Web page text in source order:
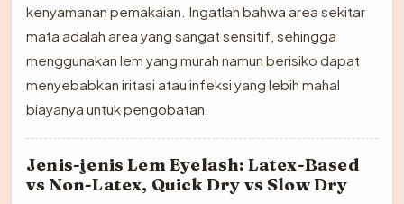
kenyamanan pemakaian. Ingatlah bahwa area sekitar
mata adalah area yang sangat sensitif, sehingga
menggunakan lem yang murah namun berisiko dapat
menyebabkan iritasi atau infeksi yang lebih mahal
biayanya untuk pengobatan.
Jenis-jenis Lem Eyelash: Latex-Based
vs Non-Latex, Quick Dry vs Slow Dry